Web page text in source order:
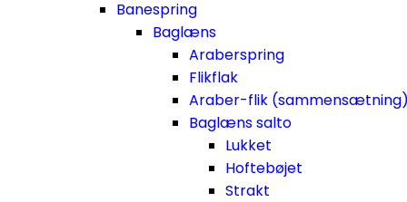
Banespring
Baglæns
Araberspring
Flikflak
Araber-flik (sammensætning)
Baglæns salto
Lukket
Hoftebøjet
Strakt